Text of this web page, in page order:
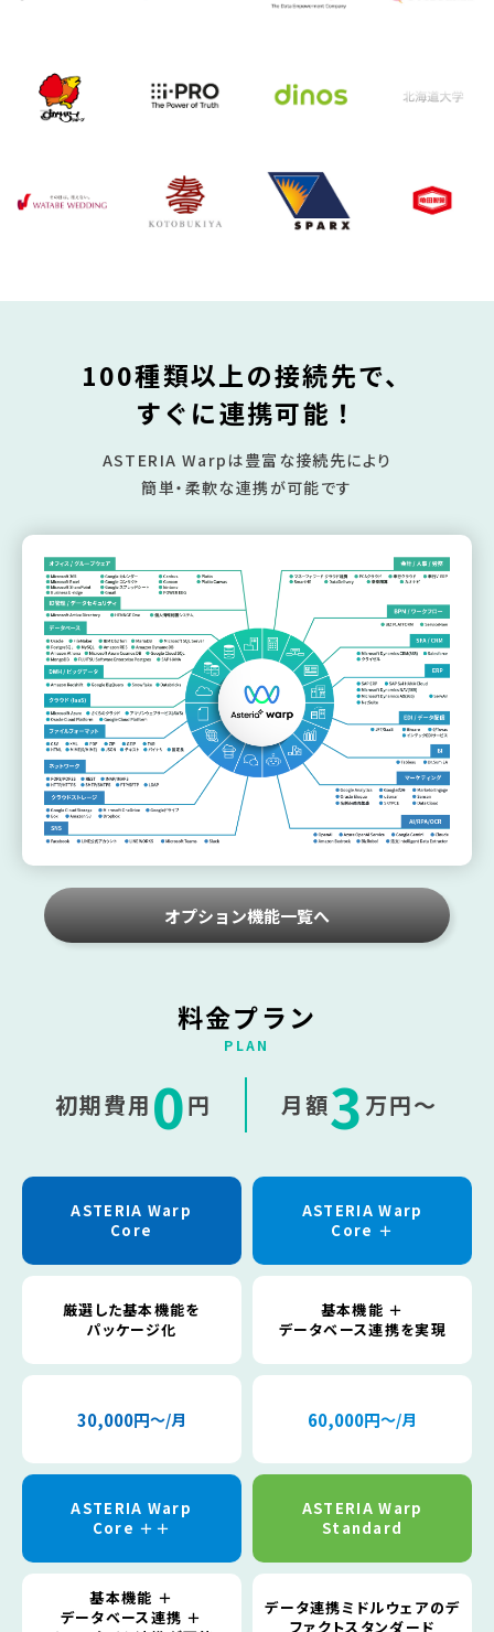
100種類以上の接続先で、
すぐに連携可能！
ASTERIA Warpは豊富な接続先により
簡単・柔軟な連携が可能です
オプション機能一覧へ
料金プラン
初期費用 0円 月額3 万円〜
ASTERIA Warp
Core
厳選した基本機能を
パッケージ化
30,000円〜/月
ASTERIA Warp
Core ＋
基本機能 ＋
データベース連携を実現
60,000円〜/月
ASTERIA Warp
Core ＋＋
基本機能 ＋
データベース連携 ＋
ASTERIA Warp
Standard
データ連携ミドルウェアのデ
ファクトスタンダード